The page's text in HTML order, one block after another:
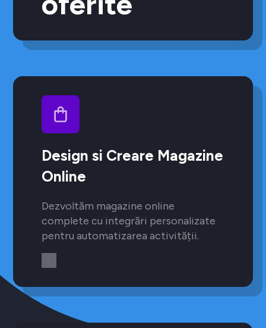
Design si Creare Magazine
Online
Dezvoltăm magazine online
complete cu integrări personalizate
pentru automatizarea activității.